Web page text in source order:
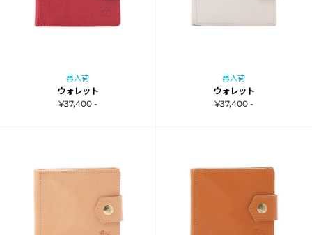
再入荷
ウォレット
¥37,400 -
再入荷
ウォレット
¥37,400 -